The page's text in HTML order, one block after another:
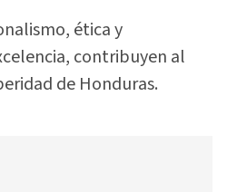
ética y
contribuyen al
de Honduras.